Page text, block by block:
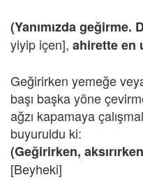
(Yanımızda
yiyip içen], ahirette en
Geğirirken yemeğe
başı başka yöne
ağzı kapamaya
buyuruldu ki:
(Geğirirken,
[Beyheki]